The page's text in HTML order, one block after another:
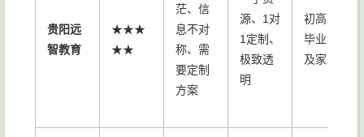
贵阳远
智教育
★★★
★★
茫、信
息不对
称、需
要定制
方案
源、1对
1定制、
极致透
明
初高中
毕业生
及家长